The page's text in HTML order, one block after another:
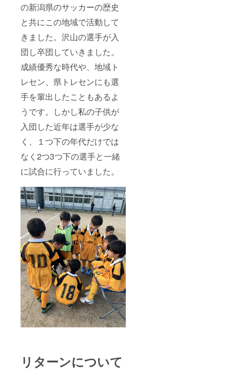
の新潟県のサッカーの歴史
と共にこの地域で活動して
きました。沢山の選手が入
団し卒団していきました。
成績優秀な時代や、地域ト
レセン、県トレセンにも選
手を輩出したこともあるよ
うです。しかし私の子供が
入団した近年は選手が少な
く、１つ下の年代だけでは
なく2つ3つ下の選手と一緒
に試合に行っていました。
リターンについて